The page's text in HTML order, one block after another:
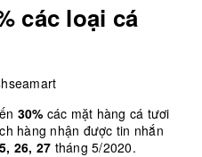
các loại cá
30% các mặt hàng cá tươi
hàng nhận được tin nhắn
26, 27 tháng 5/2020.